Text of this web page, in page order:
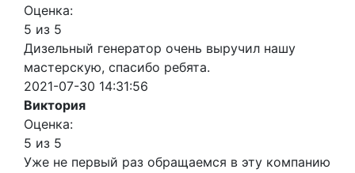
Оценка:
5 из 5
Дизельный генератор очень выручил нашу
мастерскую, спасибо ребята.
2021-07-30 14:31:56
Виктория
Оценка:
5 из 5
Уже не первый раз обращаемся в эту компанию